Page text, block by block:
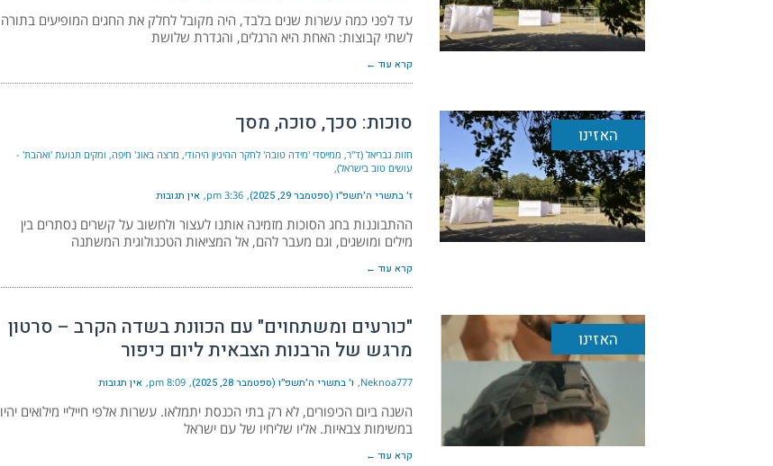
עד לפני כמה עשרות שנים בלבד, היה מקובל לחלק את החגים המופיעים בתורה
לשתי קבוצות: האחת היא הרגלים, והגדרת שלושת
קרא עוד ←
האזינו סוכות: סכך, סוכה, מסך
חזות גבריאל (ד"ר, ממייסדי 'מידה טובה' לחקר ההיגיון היהודי, מרצה באונ' חיפה, ומקים תנועת 'ואהבת' -
עושים טוב בישראל)
ז׳ בתשרי ה׳תשפ״ו (ספטמבר 29, 2025) 3:36 pm אין תגובות
ההתבוננות בחג הסוכות מזמינה אותנו לעצור ולחשוב על קשרים נסתרים בין
מילים ומושגים, וגם מעבר להם, אל המציאות הטכנולוגית המשתנה
קרא עוד ←
האזינו
"כורעים ומשתחוים" עם הכוונת בשדה הקרב – סרטון
מרגש של הרבנות הצבאית ליום כיפור
Neknoa777 ו׳ בתשרי ה׳תשפ״ו (ספטמבר 28, 2025) 8:09 pm אין תגובות
השנה ביום הכיפורים, לא רק בתי הכנסת יתמלאו. עשרות אלפי חייליי מילואים יהיו
במשימות צבאיות. אליו שליחיו של עם ישראל
קרא עוד ←